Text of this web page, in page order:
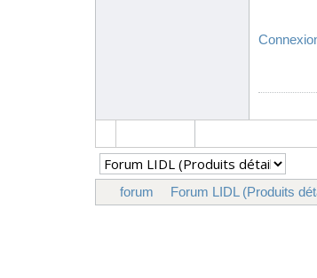
forum Forum LIDL (Produits